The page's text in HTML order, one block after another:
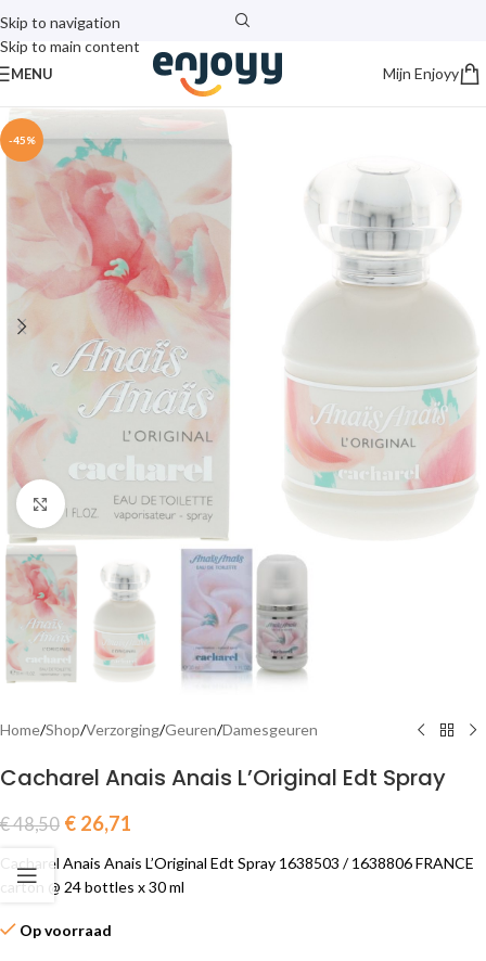
Skip to navigation
Skip to main content
MENU Mijn Enjoyy
-45%
Click to enlarge
Home/Shop/Verzorging/Geuren/Damesgeuren
Cacharel Anais Anais L’Original Edt Spray
€48,50 € 26,71
Cacharel Anais Anais L’Original Edt Spray 1638503 / 1638806 FRANCE
carton @ 24 bottles x 30 ml
Op voorraad